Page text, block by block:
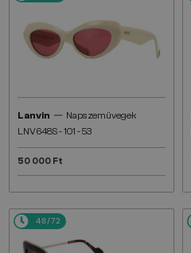
Lanvin — Napszemüvegek
LNV648S - 101 - 53
50 000 Ft
48/72